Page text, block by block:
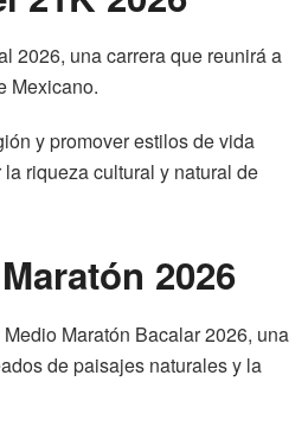
2026, una carrera que reunirá a
Mexicano.
y promover estilos de vida
riqueza cultural y natural de
2026
Maratón Bacalar 2026, una
de paisajes naturales y la